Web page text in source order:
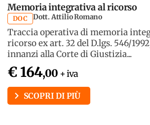
Memoria integrativa al ricorso
DOC Dott. Attilio Romano
Traccia operativa di memoria
ricorso ex art. 32 del D.lgs. 546/
innanzi alla Corte di Giustizia...
€ 164,00 + iva
SCOPRI DI PIÙ